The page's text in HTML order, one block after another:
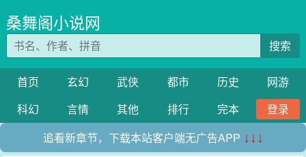
桑舞阁小说网
搜索
首页 玄幻 武侠 都市 历史
网游
科幻
言情 其他 排行 完本
登录
追看新章节，下载本站客户端无广告APP ↓↓↓